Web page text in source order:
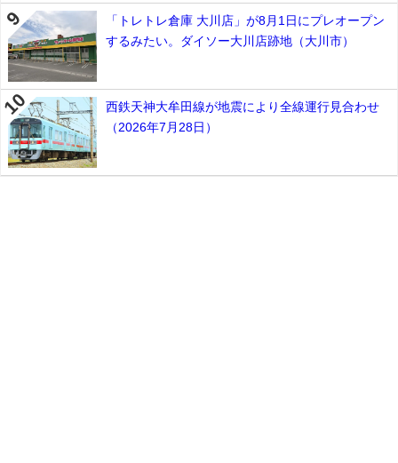
「トレトレ倉庫 大川店」が8月1日にプレオープン
するみたい。ダイソー大川店跡地（大川市）
西鉄天神大牟田線が地震により全線運行見合わせ
（2026年7月28日）